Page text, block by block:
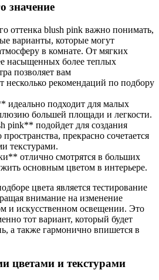
значение
оттенка blush pink важно понимать,
варианты, которые могут
в комнате. От мягких
насыщенных более теплых
позволяет вам
несколько рекомендаций по подбору
подходит для малых
большей площади и легкости.
pink** подойдет для создания
прекрасно сочетается
текстурами.
отлично смотрятся в больших
основным цветом в интерьере.
цвета является тестирование
внимание на изменение
и искусственном освещении. Это
тот вариант, который будет
а также гармонично впишется в
цветами и текстурами